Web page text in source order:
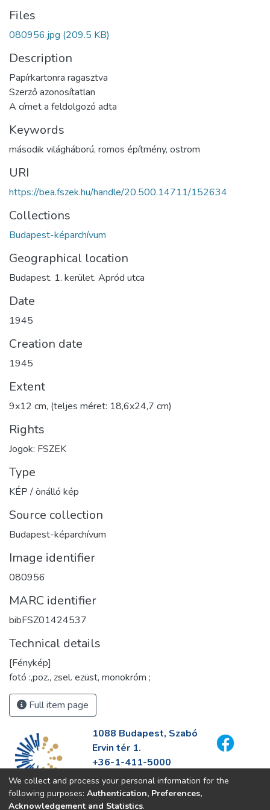
Files
080956.jpg (209.5 KB)
Description
Papírkartonra ragasztva
Szerző azonosítatlan
A címet a feldolgozó adta
Keywords
második világháború, romos építmény, ostrom
URI
https://bea.fszek.hu/handle/20.500.14711/152634
Collections
Budapest-képarchívum
Geographical location
Budapest. 1. kerület. Apród utca
Date
1945
Creation date
1945
Extent
9x12 cm, (teljes méret: 18,6x24,7 cm)
Rights
Jogok: FSZEK
Type
KÉP / önálló kép
Source collection
Budapest-képarchívum
Image identifier
080956
MARC identifier
bibFSZ01424537
Technical details
[Fénykép]
fotó :,poz., zsel. ezüst, monokróm ;
Full item page
1088 Budapest, Szabó
Ervin tér 1.
+36-1-411-5000
info@fszek.hu
https://fszek.hu
We collect and process your personal information for the
following purposes: Authentication, Preferences,
Acknowledgement and Statistics.